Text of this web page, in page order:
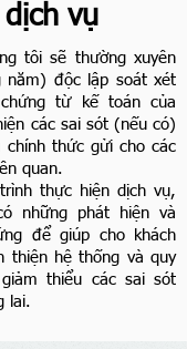
dịch vụ
tôi sẽ thường xuyên
năm) độc lập soát xét
từ kế toán của
các sai sót (nếu có)
thức gửi cho các
quan.
thực hiện dịch vụ,
những phát hiện và
để giúp cho khách
thiện hệ thống và quy
thiểu các sai sót
lai.